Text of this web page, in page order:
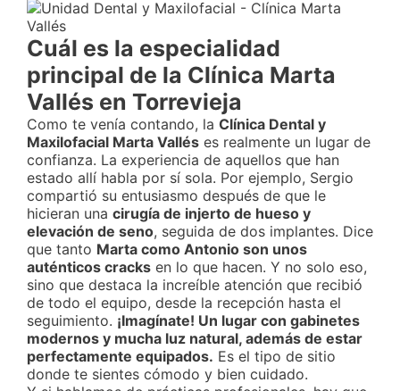
Cuál es la especialidad
principal de la Clínica Marta
Vallés en Torrevieja
Como te venía contando, la Clínica Dental y
Maxilofacial Marta Vallés es realmente un lugar de
confianza. La experiencia de aquellos que han
estado allí habla por sí sola. Por ejemplo, Sergio
compartió su entusiasmo después de que le
hicieran una cirugía de injerto de hueso y
elevación de seno, seguida de dos implantes. Dice
que tanto Marta como Antonio son unos
auténticos cracks en lo que hacen. Y no solo eso,
sino que destaca la increíble atención que recibió
de todo el equipo, desde la recepción hasta el
seguimiento. ¡Imagínate! Un lugar con gabinetes
modernos y mucha luz natural, además de estar
perfectamente equipados. Es el tipo de sitio
donde te sientes cómodo y bien cuidado.